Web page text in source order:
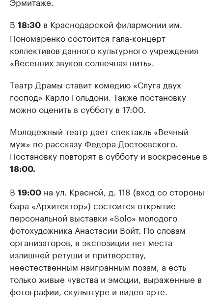
В 18:30 в Краснодарской филармонии им.
Пономаренко состоится гала-концерт
коллективов данного культурного учреждения
«Весенних звуков солнечная нить».
Театр Драмы ставит комедию «Слуга двух
господ» Карло Гольдони. Также постановку
можно оценить в субботу в 17:00.
Молодежный театр дает спектакль «Вечный
муж» по рассказу Федора Достоевского.
Постановку повторят в субботу и воскресенье в
18:00.
В 19:00 на ул. Красной, д. 118 (вход со стороны
бара «Архитектор») состоится открытие
персональной выставки «Solo» молодого
фотохудожника Анастасии Войт. По словам
организаторов, в экспозиции нет места
излишней ретуши и притворству,
неестественным наигранным позам, а есть
только живые чувства и эмоции, выраженные в
фотографии, скульптуре и видео-арте.